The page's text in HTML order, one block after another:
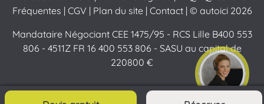
Fréquentes | CGV | Plan du site| Contact| © autoici 2026
Mandataire Négociant CEE 1475/95 - RCS Lille B400 553
806 - 4511Z FR 16 400 553 806 - SASU au capital de
220800 €
Contactez-nous